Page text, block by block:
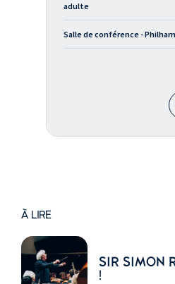
adulte
Salle de conférence -
À LIRE
SIR SIMON
!